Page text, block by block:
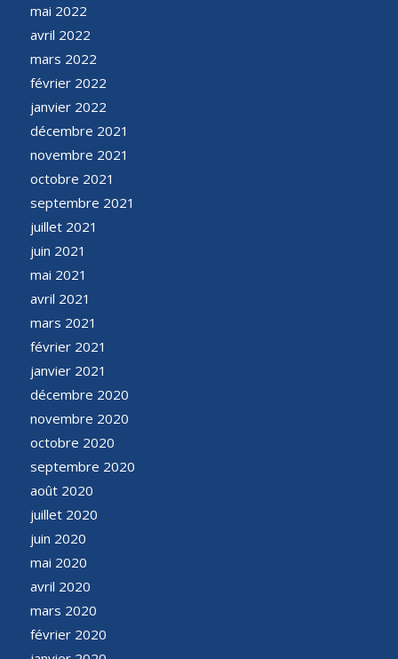
mai 2022
avril 2022
mars 2022
février 2022
janvier 2022
décembre 2021
novembre 2021
octobre 2021
septembre 2021
juillet 2021
juin 2021
mai 2021
avril 2021
mars 2021
février 2021
janvier 2021
décembre 2020
novembre 2020
octobre 2020
septembre 2020
août 2020
juillet 2020
juin 2020
mai 2020
avril 2020
mars 2020
février 2020